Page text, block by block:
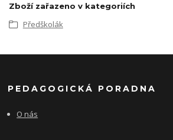
Zboží zařazeno v kategoriích
Předškolák
PEDAGOGICKÁ PORADNA
O nás